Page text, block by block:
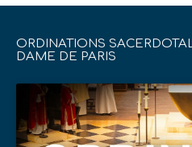
ORDINATIONS
DAME DE PARIS